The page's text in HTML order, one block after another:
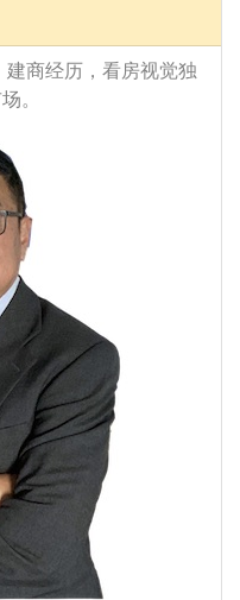
商经历，看房视觉独
。